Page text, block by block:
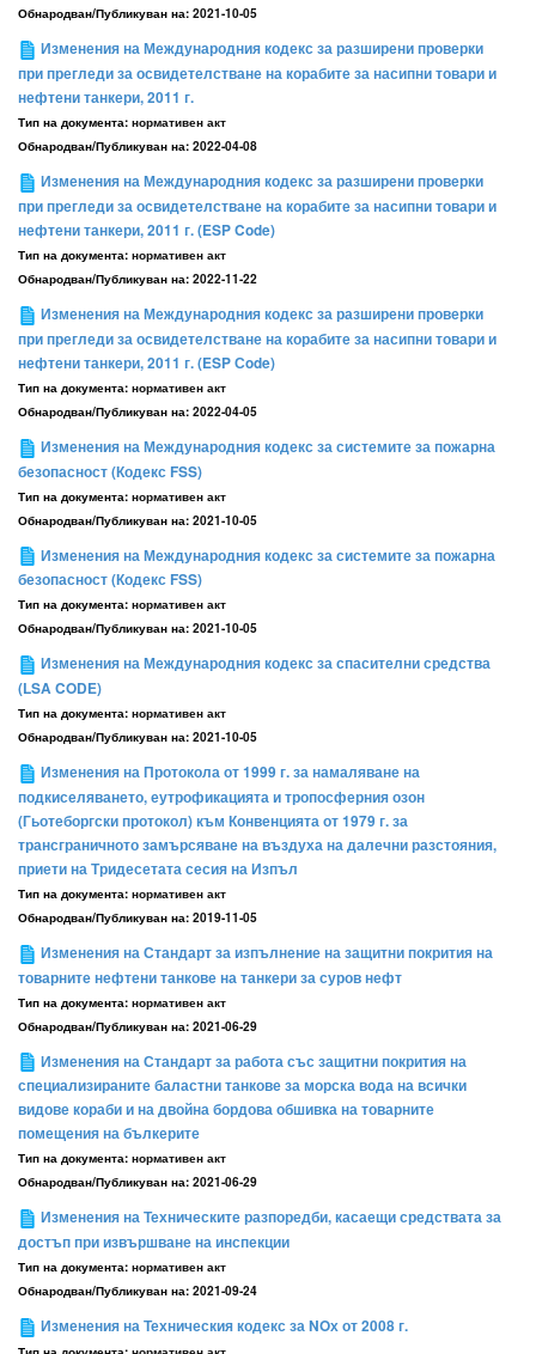
Обнародван/Публикуван на: 2021-10-05
Изменения на Международния кодекс за разширени проверки
при прегледи за освидетелстване на корабите за насипни товари и
нефтени танкери, 2011 г.
Тип на документа: нормативен акт
Обнародван/Публикуван на: 2022-04-08
Изменения на Международния кодекс за разширени проверки
при прегледи за освидетелстване на корабите за насипни товари и
нефтени танкери, 2011 г. (ESP Code)
Тип на документа: нормативен акт
Обнародван/Публикуван на: 2022-11-22
Изменения на Международния кодекс за разширени проверки
при прегледи за освидетелстване на корабите за насипни товари и
нефтени танкери, 2011 г. (ESP Сode)
Тип на документа: нормативен акт
Обнародван/Публикуван на: 2022-04-05
Изменения на Международния кодекс за системите за пожарна
безопасност (Кодекс FSS)
Тип на документа: нормативен акт
Обнародван/Публикуван на: 2021-10-05
Изменения на Международния кодекс за системите за пожарна
безопасност (Кодекс FSS)
Тип на документа: нормативен акт
Обнародван/Публикуван на: 2021-10-05
Изменения на Международния кодекс за спасителни средства
(LSA CODE)
Тип на документа: нормативен акт
Обнародван/Публикуван на: 2021-10-05
Изменения на Протокола от 1999 г. за намаляване на
подкиселяването, еутрофикацията и тропосферния озон
(Гьотеборгски протокол) към Конвенцията от 1979 г. за
трансграничното замърсяване на въздуха на далечни разстояния,
приети на Тридесетата сесия на Изпъл
Тип на документа: нормативен акт
Обнародван/Публикуван на: 2019-11-05
Изменения на Стандарт за изпълнение на защитни покрития на
товарните нефтени танкове на танкери за суров нефт
Тип на документа: нормативен акт
Обнародван/Публикуван на: 2021-06-29
Изменения на Стандарт за работа със защитни покрития на
специализираните баластни танкове за морска вода на всички
видове кораби и на двойна бордова обшивка на товарните
помещения на бълкерите
Тип на документа: нормативен акт
Обнародван/Публикуван на: 2021-06-29
Изменения на Техническите разпоредби, касаещи средствата за
достъп при извършване на инспекции
Тип на документа: нормативен акт
Обнародван/Публикуван на: 2021-09-24
Изменения на Техническия кодекс за NOх от 2008 г.